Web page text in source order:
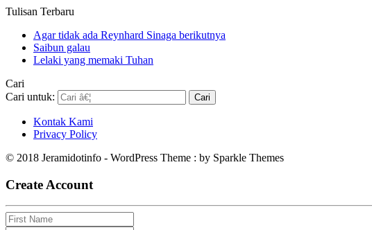
Tulisan Terbaru
Agar tidak ada Reynhard Sinaga berikutnya
Saibun galau
Lelaki yang memaki Tuhan
Cari
Cari untuk:
Kontak Kami
Privacy Policy
© 2018 Jeramidotinfo - WordPress Theme : by Sparkle Themes
Create Account